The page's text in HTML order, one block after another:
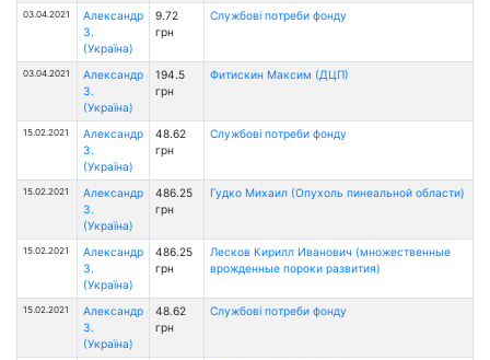
03.04.2021
Александр
З.
(Україна)
9.72
грн
Службові потреби фонду
03.04.2021
Александр
З.
(Україна)
194.5
грн
Фитискин Максим (ДЦП)
15.02.2021
Александр
З.
(Україна)
48.62
грн
Службові потреби фонду
15.02.2021
Александр
З.
(Україна)
486.25
грн
Гудко Михаил (Опухоль пинеальной области)
15.02.2021
Александр
З.
(Україна)
486.25
грн
Лесков Кирилл Иванович (множественные
врожденные пороки развития)
15.02.2021
Александр
З.
(Україна)
48.62
грн
Службові потреби фонду